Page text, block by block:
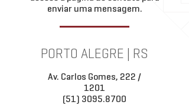
PORTO ALEGRE | RS
Av. Carlos Gomes, 222 /
1201
(51) 3095.8700
enviar uma mensagem.